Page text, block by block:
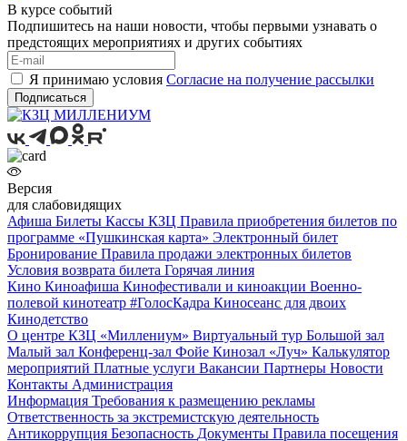
В курсе событий
Подпишитесь на наши новости, чтобы первыми узнавать о
предстоящих мероприятиях и других событиях
Я принимаю условия Согласие на получение рассылки
Подписаться
Версия
для слабовидящих
Афиша Билеты Кассы КЗЦ Правила приобретения билетов по
программе «Пушкинская карта» Электронный билет
Бронирование Правила продажи электронных билетов
Условия возврата билета Горячая линия
Кино Киноафиша Кинофестивали и киноакции Военно-
полевой кинотеатр #ГолосКадра Киносеанс для двоих
Кинодетство
О центре КЗЦ «Миллениум» Виртуальный тур Большой зал
Малый зал Конференц-зал Фойе Кинозал «Луч» Калькулятор
мероприятий Платные услуги Вакансии Партнеры Новости
Контакты Администрация
Информация Требования к размещению рекламы
Ответственность за экстремистскую деятельность
Антикоррупция Безопасность Документы Правила посещения